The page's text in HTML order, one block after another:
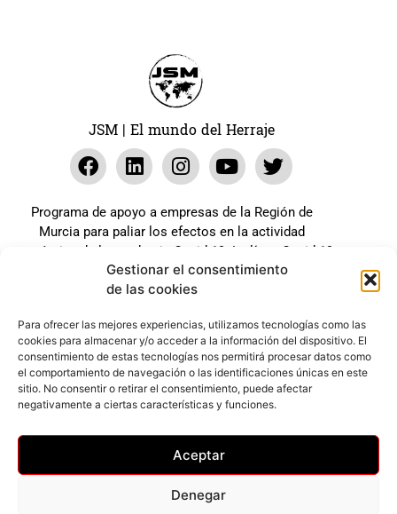
Gestionar el consentimiento
de las cookies
Para ofrecer las mejores experiencias, utilizamos tecnologías como las
cookies para almacenar y/o acceder a la información del dispositivo. El
consentimiento de estas tecnologías nos permitirá procesar datos como
el comportamiento de navegación o las identificaciones únicas en este
sitio. No consentir o retirar el consentimiento, puede afectar
negativamente a ciertas características y funciones.
Aceptar
Denegar
JSM | El mundo del Herraje
Programa de apoyo a empresas de la Región de
Murcia para paliar los efectos en la actividad
económica de la pandemia Covid-19. La línea Covid-19
coste cero cofinanciada por la unión europea.
Expediente: 2020.07.COSI.0483
Web desarrollada gracias al Programa Kit Digital
Cofinanciado por los Fondos Next Generation (EU) del